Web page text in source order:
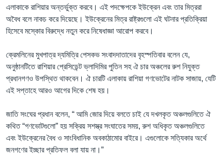
এলাকাকে রাশিয়ার অন্তর্ভুক্ত করবে। এই পদক্ষেপকে ইউক্রেন এবং তার মিত্ররা
অবৈধ বলে নাকচ করে দিয়েছে। ইউক্রেনের মিত্র রাষ্ট্রগুলো এই ঘটনার প্রতিক্রিয়া
হিসেবে মস্কোর বিরুদ্ধে নতুন করে নিষেধাজ্ঞা আরোপ করবে।
ক্রেমলিনের মুখপাত্র দ্যমিত্রি পেসকভ সংবাদদাতাদের বৃহস্পতিবার বলেন যে,
অনুষ্ঠানটিতে রাশিয়ার প্রেসিডেন্ট ভ্লাদিমির পুতিন সহ ঐ চার অঞ্চলের রুশ নিযুক্ত
প্রধানগণও উপস্থিত থাকবেন। ঐ চারটি এলাকায় রাশিয়া গণভোটের নাটক সাজায়, যেটি
এই সপ্তাহে আরও আগের দিকে শেষ হয়।
জাতি সংঘের প্রধান বলেন, “ আমি জোর দিয়ে বলতে চাই যে দখলকৃত অঞ্চলগুলিতে ঐ
কথিত “গণভোটগুলো” হয় সক্রিয় সশস্ত্র সংঘাতের সময়, রুশ অধিকৃত অঞ্চলগুলিতে
এবং ইউক্রেনের বৈধ ও সাংবিধানিক অবকাঠামোর বাইরে। এগুলোকে সত্যিকার অর্থে
জনগণের ইচ্ছার প্রতিফল বলা যায় না।”